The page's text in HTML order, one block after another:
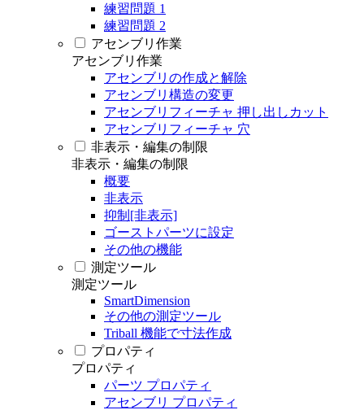
練習問題 1
練習問題 2
アセンブリ作業
アセンブリ作業
アセンブリの作成と解除
アセンブリ構造の変更
アセンブリフィーチャ 押し出しカット
アセンブリフィーチャ 穴
非表示・編集の制限
非表示・編集の制限
概要
非表示
抑制[非表示]
ゴーストパーツに設定
その他の機能
測定ツール
測定ツール
SmartDimension
その他の測定ツール
Triball 機能で寸法作成
プロパティ
プロパティ
パーツ プロパティ
アセンブリ プロパティ